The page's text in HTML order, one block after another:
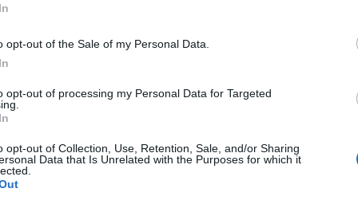
opt-out of the Sale of my Personal Data.
opt-out of processing my Personal Data for Targeted
opt-out of Collection, Use, Retention, Sale, and/or Sharing
Data that Is Unrelated with the Purposes for which it
επιβίωσήμας,πάτησαν πάνω στο έδαφος
διεκδικήσεις όλο το προηγούμενο
την περίοδο ήταν προϋπόθεση για την
χέρι τη σημασία της.
Σύλλογος